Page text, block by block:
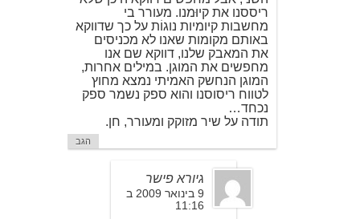
ריססנו את קיוּמנו. מעורר בי
מחשבות קיומיות נוגוֹת על כך שדווקא
באותם מקומות שאנו לא מכניסים
את המאבק שלנו, דווקא שם אנו
מחפשים את המוגן. במילים אחרות,
המוגן הנחשק האמיתי נמצא מחוץ
לטווח ריסוסנו והוא ספק נשמר ספק
נכחד…
תודה על שיר מזוקק ומעורר, חן.
הגב
גיורא פישר
9 בינואר 2009 ב
11:16